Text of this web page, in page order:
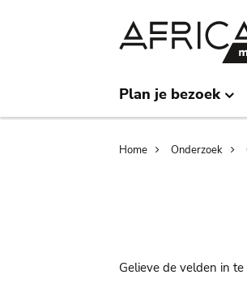
Plan je bezoek
Home Onderzoek
Gelieve de velden in